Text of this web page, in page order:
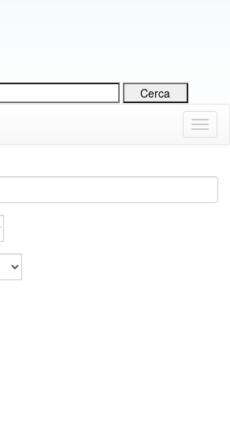
Menu
Down